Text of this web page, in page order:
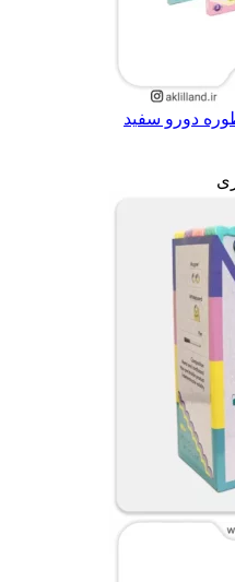
دورو سفید